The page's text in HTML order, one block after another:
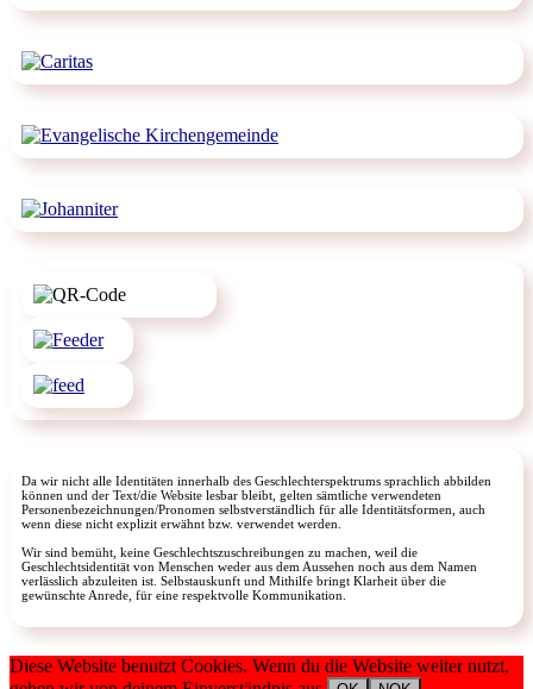
Da wir nicht alle Identitäten innerhalb des Geschlechterspektrums sprachlich abbilden
können und der Text/die Website lesbar bleibt, gelten sämtliche verwendeten
Personenbezeichnungen/Pronomen selbstverständlich für alle Identitätsformen, auch
wenn diese nicht explizit erwähnt bzw. verwendet werden.
Wir sind bemüht, keine Geschlechtszuschreibungen zu machen, weil die
Geschlechtsidentität von Menschen weder aus dem Aussehen noch aus dem Namen
verlässlich abzuleiten ist. Selbstauskunft und Mithilfe bringt Klarheit über die
gewünschte Anrede, für eine respektvolle Kommunikation.
Diese Website benutzt Cookies. Wenn du die Website weiter nutzt,